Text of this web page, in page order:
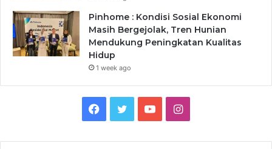
Pinhome : Kondisi Sosial Ekonomi
Masih Bergejolak, Tren Hunian
Mendukung Peningkatan Kualitas
Hidup
1 week ago
Facebook
TwitterYouTubeInstagram